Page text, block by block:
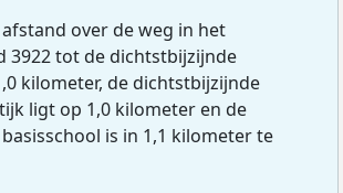
over de weg in het
3922 tot de dichtstbijzijnde
kilometer, de dichtstbijzijnde
ligt op 1,0 kilometer en de
is in 1,1 kilometer te